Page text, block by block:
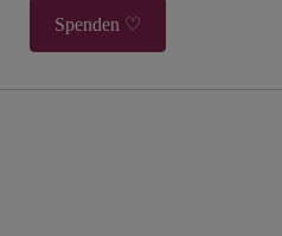
Spenden ♡